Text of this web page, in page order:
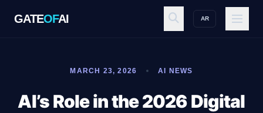
GATEOFAI AR
GATE OFAI
Explore
MARCH 23, 2026 AI NEWS
AI’s Role in the 2026 Digital